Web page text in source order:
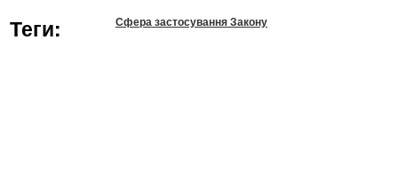
Теги:
Сфера застосування Закону